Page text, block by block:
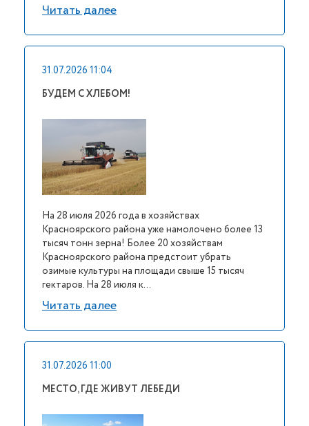
Читать далее
31.07.2026 11:04
БУДЕМ С ХЛЕБОМ!
На 28 июля 2026 года в хозяйствах
Красноярского района уже намолочено более 13
тысяч тонн зерна! Более 20 хозяйствам
Красноярского района предстоит убрать
озимые культуры на площади свыше 15 тысяч
гектаров. На 28 июля к...
Читать далее
31.07.2026 11:00
МЕСТО, ГДЕ ЖИВУТ ЛЕБЕДИ